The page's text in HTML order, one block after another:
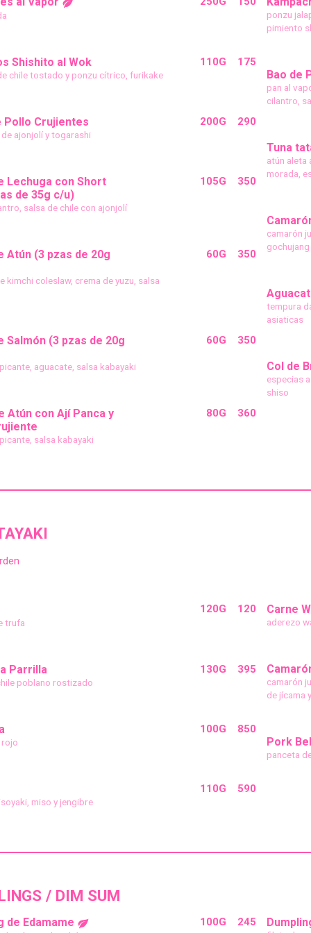
Shishito al Wok
chile tostado y ponzu cítrico, furikake
110G 175
Pollo Crujientes
ajonjolí y togarashi
200G 290
Lechuga con Short
de 35g c/u)
salsa de chile con ajonjolí
105G 350
Atún (3 pzas de 20g
kimchi coleslaw, crema de yuzu, salsa
60G 350
Salmón (3 pzas de 20g
aguacate, salsa kabayaki
60G 350
Atún con Ají Panca y
salsa kabayaki
80G 360
ponzu
pimiento
Bao de
pan al
cilantro,
Tuna
atún aleta
morada,
camarón
tempura
asiaticas
Col de
especias
shiso
trufa
120G 120
Parrilla
poblano rostizado
130G 395
100G 850
miso y jengibre
110G 590
Carne
aderezo
camarón
de jícama
Pork
panceta
/ DIM SUM
de Edamame 100G 245